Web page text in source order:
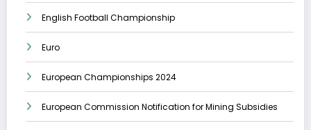
English Football Championship
Euro
European Championships 2024
European Commission Notification for Mining Subsidies